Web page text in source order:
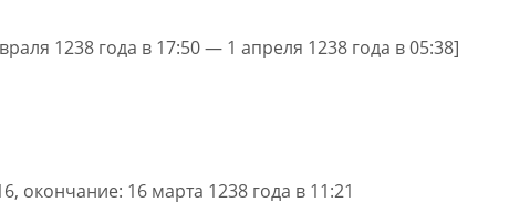
1238 года в 17:50 — 1 апреля 1238 года в 05:38]
окончание: 16 марта 1238 года в 11:21